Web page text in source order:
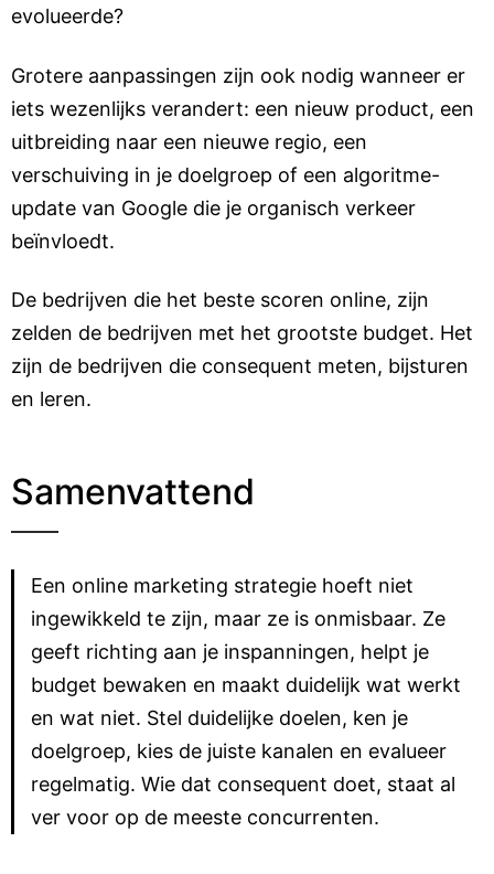
evolueerde?
Grotere aanpassingen zijn ook nodig wanneer er
iets wezenlijks verandert: een nieuw product, een
uitbreiding naar een nieuwe regio, een
verschuiving in je doelgroep of een algoritme-
update van Google die je organisch verkeer
beïnvloedt.
De bedrijven die het beste scoren online, zijn
zelden de bedrijven met het grootste budget. Het
zijn de bedrijven die consequent meten, bijsturen
en leren.
Samenvattend
Een online marketing strategie hoeft niet
ingewikkeld te zijn, maar ze is onmisbaar. Ze
geeft richting aan je inspanningen, helpt je
budget bewaken en maakt duidelijk wat werkt
en wat niet. Stel duidelijke doelen, ken je
doelgroep, kies de juiste kanalen en evalueer
regelmatig. Wie dat consequent doet, staat al
ver voor op de meeste concurrenten.